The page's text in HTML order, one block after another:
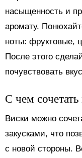
насыщенность и
аромату.
ноты: фруктовые,
После этого
почувствовать
С чем сочетать
Виски можно
закусками, что
с новой стороны.